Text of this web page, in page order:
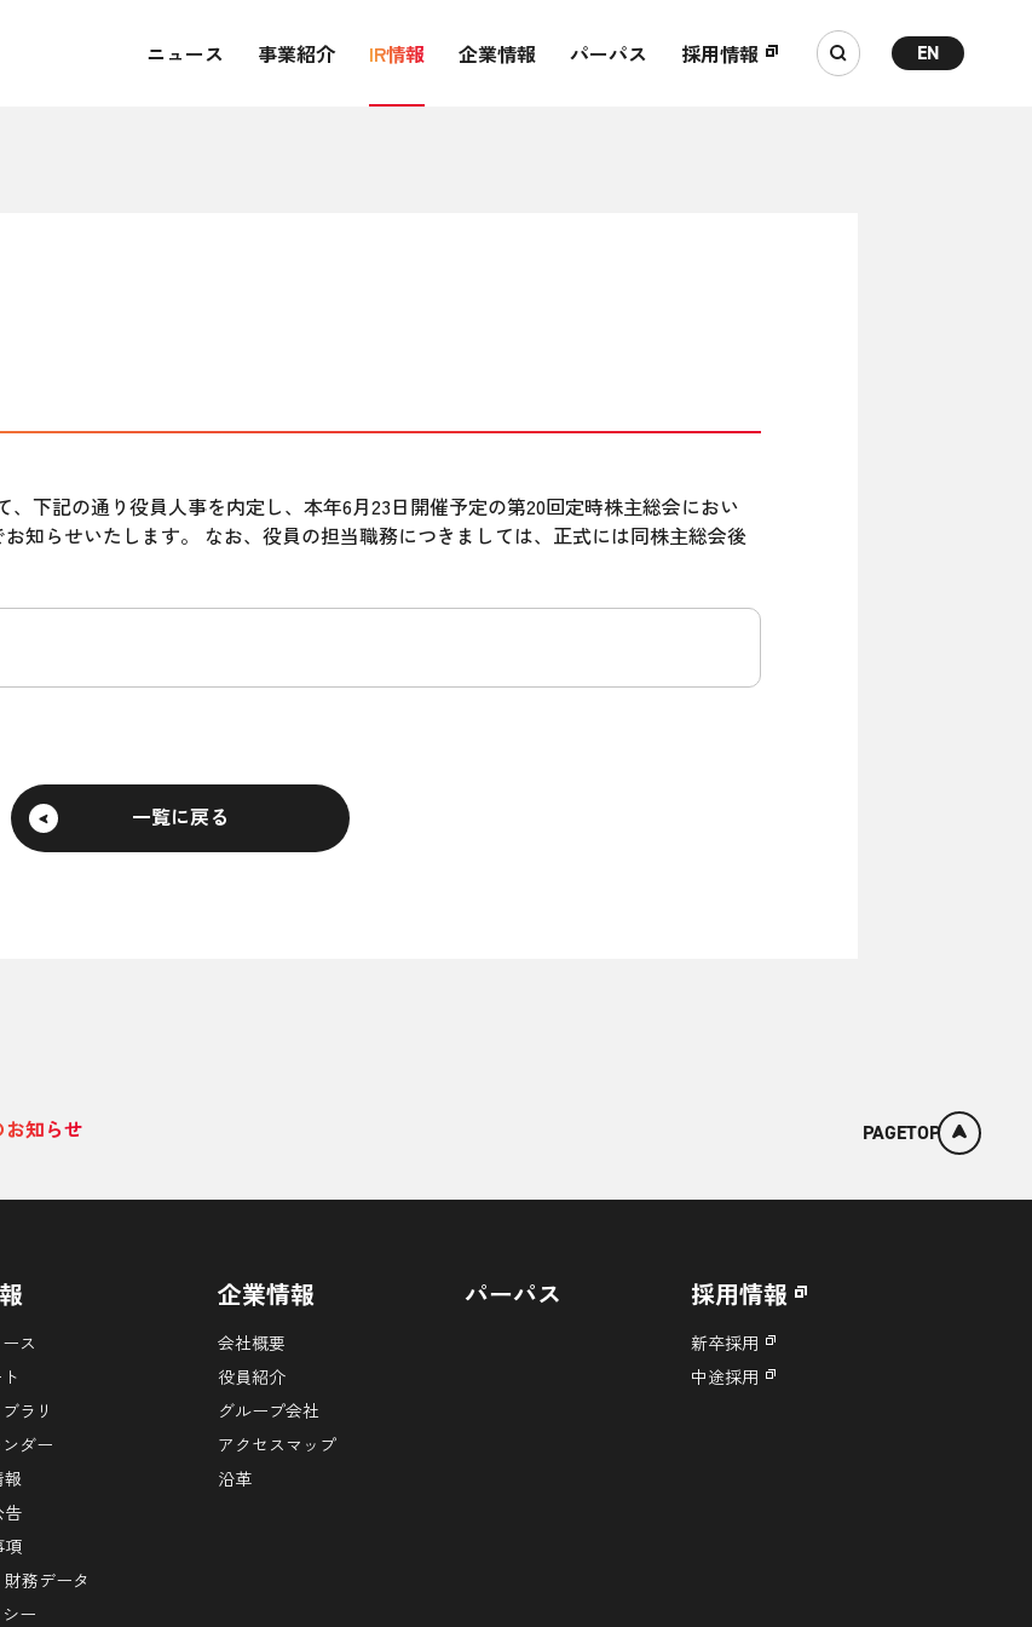
ニュース 事業紹介 IR情報 企業情報 パーパス 採用情報 EN
、下記の通り役員人事を内定し、本年6月23日開催予定の第20回定時株主総会におい
知らせいたします。 なお、役員の担当職務につきましては、正式には同株主総会後
一覧に戻る
知らせ PAGETOP
ス
ラリ
ダー
告
項
務データ
ー
企業情報
会社概要
役員紹介
グループ会社
アクセスマップ
沿革
パーパス 採用情報
新卒採用
中途採用